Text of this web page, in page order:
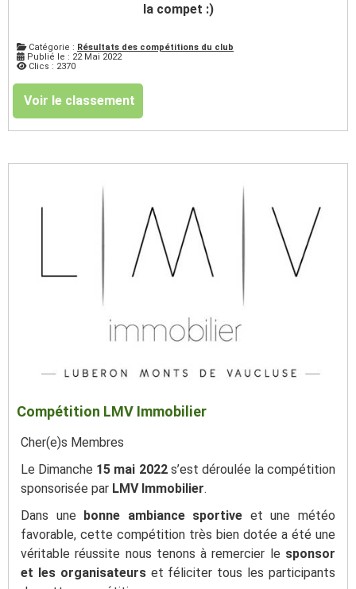
la compet :)
Catégorie : Résultats des compétitions du club
Publié le : 22 Mai 2022
Clics : 2370
Voir le classement
Compétition LMV Immobilier
Cher(e)s Membres
Le Dimanche 15 mai 2022s’est déroulée la compétition
sponsorisée par LMV Immobilier.
Dans une
bonne ambiance sportive et une météo
favorable, cette compétition très bien dotée a été une
véritable réussite nous tenons à remercier le sponsor
et les organisateurset féliciter tous les participants